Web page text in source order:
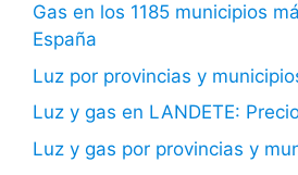
Gas en los 1185 municipios
España
Luz por provincias y
Luz y gas en LANDETE:
Luz y gas por provincias y